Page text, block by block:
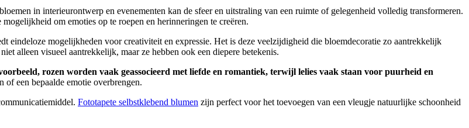
in interieurontwerp en evenementen kan de sfeer en uitstraling van een ruimte of gelegenheid volledig transformeren.
om emoties op te roepen en herinneringen te creëren.
eindeloze mogelijkheden voor creativiteit en expressie. Het is deze veelzijdigheid die bloemdecoratie zo aantrekkelijk
alleen visueel aantrekkelijk, maar ze hebben ook een diepere betekenis.
rozen worden vaak geassocieerd met liefde en romantiek, terwijl lelies vaak staan voor puurheid en
of een bepaalde emotie overbrengen.
Fototapete selbstklebend blumen zijn perfect voor het toevoegen van een vleugje natuurlijke schoonheid